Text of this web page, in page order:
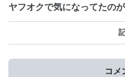
ヤフオクで気になってたの
コメ